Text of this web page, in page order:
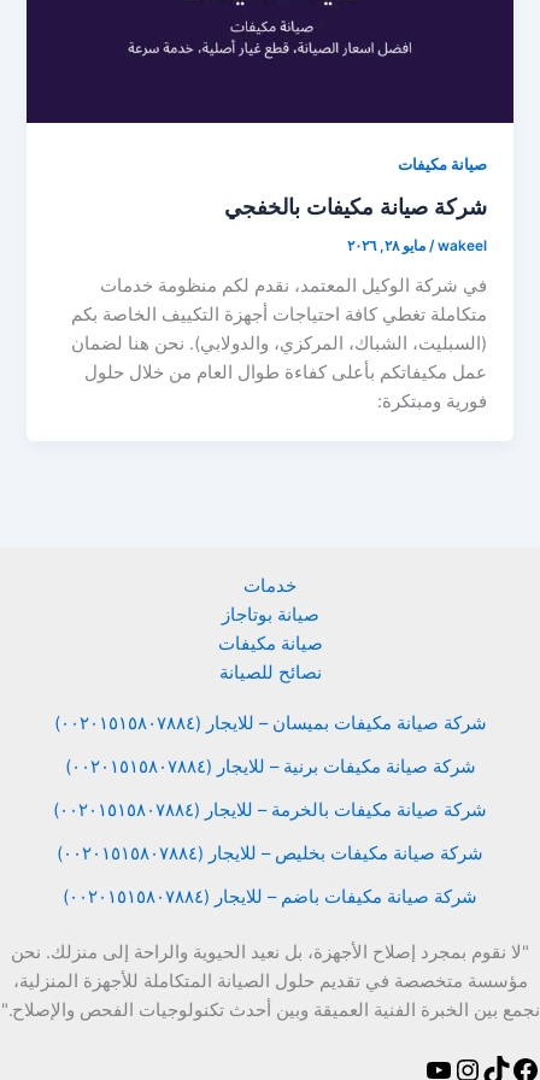
صيانة مكيفات
شركة صيانة مكيفات بالخفجي
wakeel
/مايو ٢٨, ٢٠٢٦
في شركة الوكيل المعتمد، نقدم لكم منظومة خدمات
متكاملة تغطي كافة احتياجات أجهزة التكييف الخاصة بكم
(السبليت، الشباك، المركزي، والدولابي). نحن هنا لضمان
عمل مكيفاتكم بأعلى كفاءة طوال العام من خلال حلول
فورية ومبتكرة:
خدمات
صيانة بوتاجاز
صيانة مكيفات
نصائح للصيانة
شركة صيانة مكيفات بميسان – للايجار (٠٠٢٠١٥١٥٨٠٧٨٨٤)
شركة صيانة مكيفات برنية – للايجار (٠٠٢٠١٥١٥٨٠٧٨٨٤)
شركة صيانة مكيفات بالخرمة – للايجار (٠٠٢٠١٥١٥٨٠٧٨٨٤)
شركة صيانة مكيفات بخليص – للايجار (٠٠٢٠١٥١٥٨٠٧٨٨٤)
شركة صيانة مكيفات باضم – للايجار (٠٠٢٠١٥١٥٨٠٧٨٨٤)
"لا نقوم بمجرد إصلاح الأجهزة، بل نعيد الحيوية والراحة إلى منزلك. نحن
مؤسسة متخصصة في تقديم حلول الصيانة المتكاملة للأجهزة المنزلية،
نجمع بين الخبرة الفنية العميقة وبين أحدث تكنولوجيات الفحص والإصلاح."